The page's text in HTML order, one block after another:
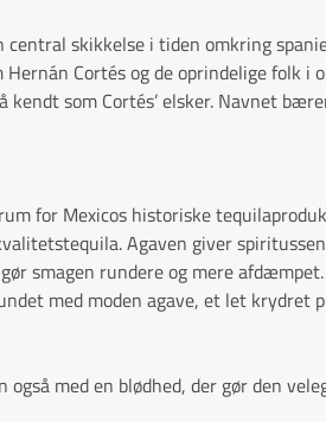
skikkelse i tiden omkring
Cortés og de oprindelige folk i
som Cortés’ elsker. Navnet
for Mexicos historiske
Agaven giver
smagen rundere og mere
med moden agave, et let krydret
med en blødhed, der gør den